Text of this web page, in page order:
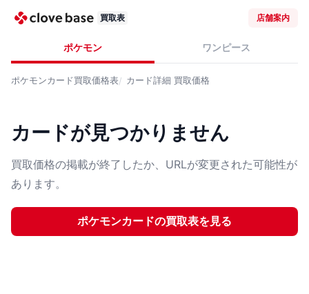
買取表 店舗案内
ポケモン ワンピース
ポケモンカード買取価格表 カード詳細 買取価格
カードが見つかりません
買取価格の掲載が終了したか、URLが変更された可能性が
あります。
ポケモンカードの買取表を見る